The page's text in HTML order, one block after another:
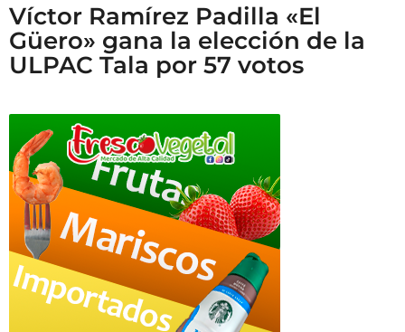
Víctor Ramírez Padilla «El
Güero» gana la elección de la
ULPAC Tala por 57 votos